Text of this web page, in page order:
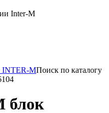
Inter-M
MПоиск по каталогу
блок